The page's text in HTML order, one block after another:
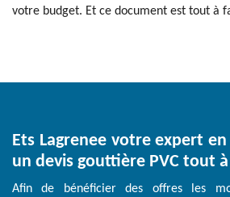
votre budget. Et ce document est tout à
Ets Lagrenee votre expert
un devis gouttière PVC tout
Afin de bénéficier des offres les